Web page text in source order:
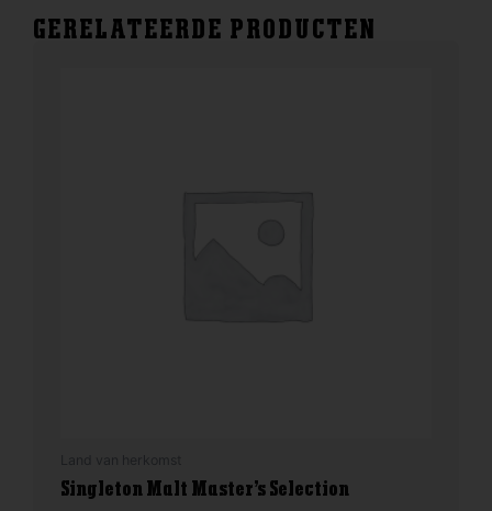
GERELATEERDE PRODUCTEN
Singleton Malt Master’s Selection